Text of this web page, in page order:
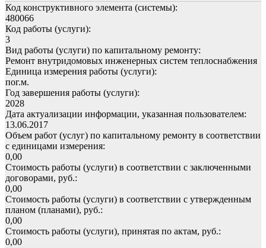
Код конструктивного элемента (системы):
480066
Код работы (услуги):
3
Вид работы (услуги) по капитальному ремонту:
Ремонт внутридомовых инженерных систем теплоснабжения
Единица измерения работы (услуги):
пог.м.
Год завершения работы (услуги):
2028
Дата актуализации информации, указанная пользователем:
13.06.2017
Объем работ (услуг) по капитальному ремонту в соответствии
с единицами измерения:
0,00
Стоимость работы (услуги) в соответствии с заключенными
договорами, руб.:
0,00
Стоимость работы (услуги) в соответствии с утвержденным
планом (планами), руб.:
0,00
Стоимость работы (услуги), принятая по актам, руб.:
0,00